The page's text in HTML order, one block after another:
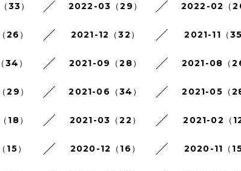
33） 2022-03（29） 2022-02（
26） 2021-12（32） 2021-11（35
34） 2021-09（28） 2021-08（26
29） 2021-06（34） 2021-05（28
18） 2021-03（22） 2021-02（12
） 2020-12（16） 2020-11（15